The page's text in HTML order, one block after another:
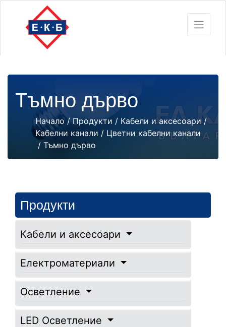
Тъмно дърво
Начало/Продукти / Кабели и аксесоари /
Кабелни канали / Цветни кабелни канали
/ Тъмно дърво
Продукти
Кабели и аксесоари
Електроматериали
Осветление
LED Осветление